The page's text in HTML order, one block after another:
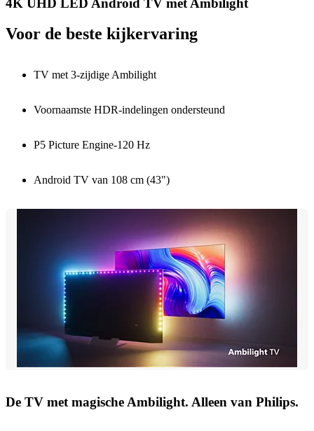
Voor de beste kijkervaring
TV met 3-zijdige Ambilight
Voornaamste HDR-indelingen ondersteund
P5 Picture Engine-120 Hz
Android TV van 108 cm (43")
De TV met magische Ambilight. Alleen van Philips.